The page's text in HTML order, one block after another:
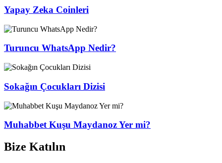
Yapay Zeka Coinleri
Turuncu WhatsApp Nedir?
Sokağın Çocukları Dizisi
Muhabbet Kuşu Maydanoz Yer mi?
Bize Katılın